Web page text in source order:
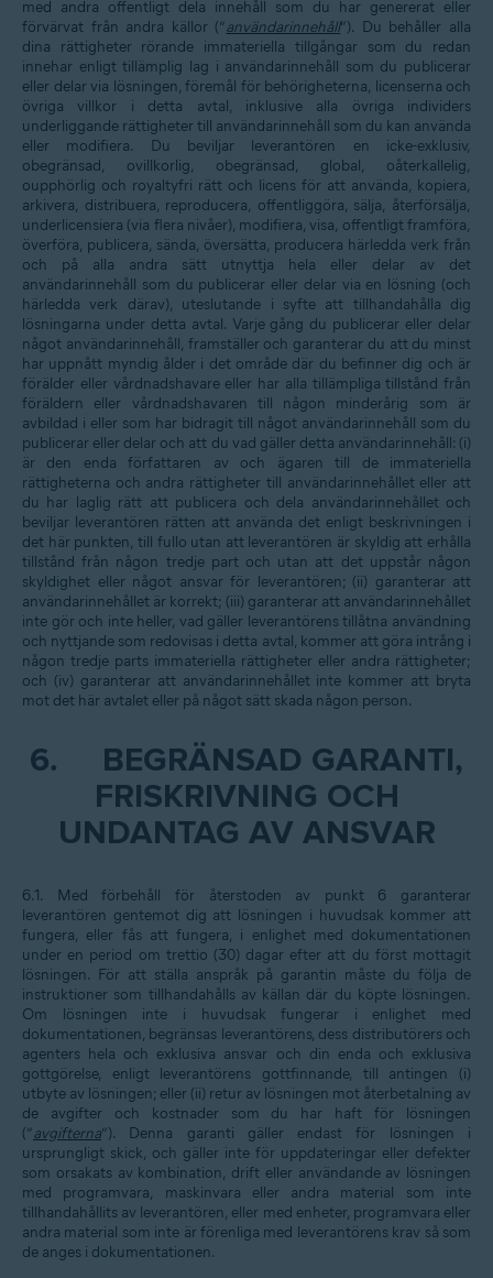
med andra offentligt dela innehåll som du har genererat eller
förvärvat från andra källor (”användarinnehåll”). Du behåller alla
dina rättigheter rörande immateriella tillgångar som du redan
innehar enligt tillämplig lag i användarinnehåll som du publicerar
eller delar via lösningen, föremål för behörigheterna, licenserna och
övriga villkor i detta avtal, inklusive alla övriga individers
underliggande rättigheter till användarinnehåll som du kan använda
eller modifiera. Du beviljar leverantören en icke-exklusiv,
obegränsad, ovillkorlig, obegränsad, global, oåterkallelig,
oupphörlig och royaltyfri rätt och licens för att använda, kopiera,
arkivera, distribuera, reproducera, offentliggöra, sälja, återförsälja,
underlicensiera (via flera nivåer), modifiera, visa, offentligt framföra,
överföra, publicera, sända, översätta, producera härledda verk från
och på alla andra sätt utnyttja hela eller delar av det
användarinnehåll som du publicerar eller delar via en lösning (och
härledda verk därav), uteslutande i syfte att tillhandahålla dig
lösningarna under detta avtal. Varje gång du publicerar eller delar
något användarinnehåll, framställer och garanterar du att du minst
har uppnått myndig ålder i det område där du befinner dig och är
förälder eller vårdnadshavare eller har alla tillämpliga tillstånd från
föräldern eller vårdnadshavaren till någon minderårig som är
avbildad i eller som har bidragit till något användarinnehåll som du
publicerar eller delar och att du vad gäller detta användarinnehåll: (i)
är den enda författaren av och ägaren till de immateriella
rättigheterna och andra rättigheter till användarinnehållet eller att
du har laglig rätt att publicera och dela användarinnehållet och
beviljar leverantören rätten att använda det enligt beskrivningen i
det här punkten, till fullo utan att leverantören är skyldig att erhålla
tillstånd från någon tredje part och utan att det uppstår någon
skyldighet eller något ansvar för leverantören; (ii) garanterar att
användarinnehållet är korrekt; (iii) garanterar att användarinnehållet
inte gör och inte heller, vad gäller leverantörens tillåtna användning
och nyttjande som redovisas i detta avtal, kommer att göra intrång i
någon tredje parts immateriella rättigheter eller andra rättigheter;
och (iv) garanterar att användarinnehållet inte kommer att bryta
mot det här avtalet eller på något sätt skada någon person.
6.
BEGRÄNSAD GARANTI,
FRISKRIVNING OCH
UNDANTAG AV ANSVAR
6.1. Med förbehåll för återstoden av punkt 6 garanterar
leverantören gentemot dig att lösningen i huvudsak kommer att
fungera, eller fås att fungera, i enlighet med dokumentationen
under en period om trettio (30) dagar efter att du först mottagit
lösningen. För att ställa anspråk på garantin måste du följa de
instruktioner som tillhandahålls av källan där du köpte lösningen.
Om lösningen inte i huvudsak fungerar i enlighet med
dokumentationen, begränsas leverantörens, dess distributörers och
agenters hela och exklusiva ansvar och din enda och exklusiva
gottgörelse, enligt leverantörens gottfinnande, till antingen (i)
utbyte av lösningen; eller (ii) retur av lösningen mot återbetalning av
de avgifter och kostnader som du har haft för lösningen
(”avgifterna”). Denna garanti gäller endast för lösningen i
ursprungligt skick, och gäller inte för uppdateringar eller defekter
som orsakats av kombination, drift eller användande av lösningen
med programvara, maskinvara eller andra material som inte
tillhandahållits av leverantören, eller med enheter, programvara eller
andra material som inte är förenliga med leverantörens krav så som
de anges i dokumentationen.